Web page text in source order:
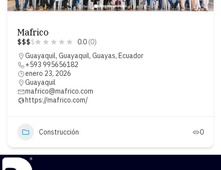
Mafrico
$$$$ 0.0 (0)
Guayaquil, Guayaquil, Guayas, Ecuador
+593 995656182
enero 23, 2026
Guayaquil
mafrico@mafrico.com
https://mafrico.com/
Construcción 0